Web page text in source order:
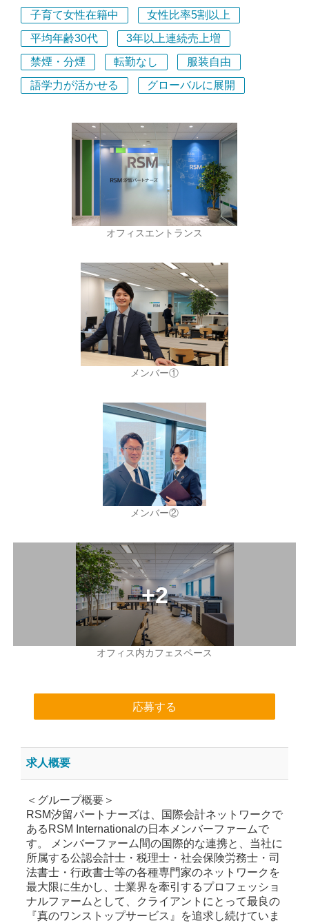
子育て女性在籍中
女性比率5割以上
平均年齢30代
3年以上連続売上増
禁煙・分煙
転勤なし
服装自由
語学力が活かせる
グローバルに展開
オフィスエントランス
メンバー①
メンバー②
オフィス内カフェスペース
応募する
求人概要
＜グループ概要＞
RSM汐留パートナーズは、国際会計ネットワークで
あるRSM Internationalの日本メンバーファームで
す。 メンバーファーム間の国際的な連携と、当社に
所属する公認会計士・税理士・社会保険労務士・司
法書士・行政書士等の各種専門家のネットワークを
最大限に生かし、士業界を牽引するプロフェッショ
ナルファームとして、クライアントにとって最良の
『真のワンストップサービス』を追求し続けていま